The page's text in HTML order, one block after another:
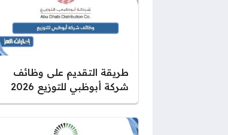
طريقة التقديم على وظائف
شركة أبوظبي للتوزيع 2026